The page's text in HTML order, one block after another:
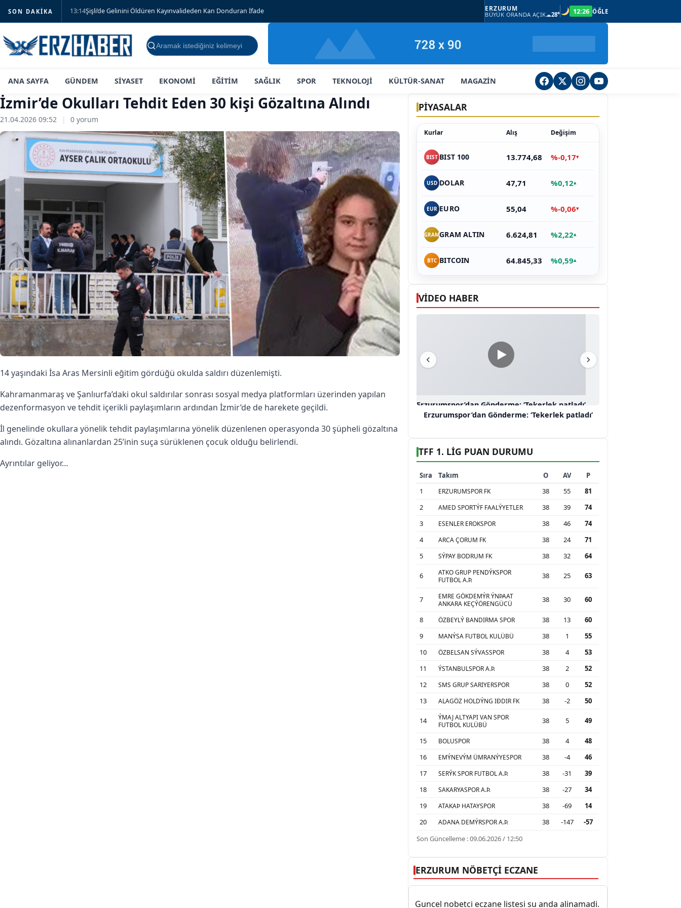
SON DAKIKA 13:14Şişli’de Gelinini Öldüren Kayınvalideden Kan Donduran İfade ERZURUM
BÜYÜK ORANDA AÇIK☁28° 12:26 ÖĞLE
Ara
ANA SAYFA GÜNDEM SİYASET EKONOMİ EĞİTİM SAĞLIK SPOR TEKNOLOJİ KÜLTÜR-SANAT MAGAZİN
İzmir’de Okulları Tehdit Eden 30 kişi Gözaltına Alındı
21.04.2026 09:52 | 0 yorum
14 yaşındaki İsa Aras Mersinli eğitim gördüğü okulda saldırı düzenlemişti.
Kahramanmaraş ve Şanlıurfa’daki okul saldırılar sonrası sosyal medya platformları üzerinden yapılan
dezenformasyon ve tehdit içerikli paylaşımların ardından İzmir’de de harekete geçildi.
İl genelinde okullara yönelik tehdit paylaşımlarına yönelik düzenlenen operasyonda 30 şüpheli gözaltına
alındı. Gözaltına alınanlardan 25’inin suça sürüklenen çocuk olduğu belirlendi.
Ayrıntılar geliyor…
PİYASALAR
Kurlar Alış Değişim
BIST BIST 100 13.774,68 %-0,17▾
USD DOLAR 47,71 %0,12▴
EUR EURO 55,04 %-0,06▾
GRAMGRAM ALTIN 6.624,81 %2,22▴
BTC BITCOIN 64.845,33 %0,59▴
VİDEO HABER
Erzurumspor’dan Gönderme: ‘Tekerlek patladı’
Erzurumspor’dan Gönderme: ‘Tekerlek patladı’
TFF 1. LİG PUAN DURUMU
Sıra Takım O AV
P
1
ERZURUMSPOR FK 38 55
81
2
AMED SPORTÝF FAALÝYETLER 38 39
74
3
ESENLER EROKSPOR 38 46
74
4
ARCA ÇORUM FK 38 24
71
5
SÝPAY BODRUM FK 38 32 64
6
ATKO GRUP PENDÝKSPOR
FUTBOL A.Þ.
38 25 63
7
EMRE GÖKDEMÝR ÝNÞAAT
ANKARA KEÇÝÖRENGÜCÜ
38 30 60
8 ÖZBEYLÝ BANDIRMA SPOR 38 13
60
9
MANÝSA FUTBOL KULÜBÜ 38 1
55
10
ÖZBELSAN SÝVASSPOR 38 4
53
11
ÝSTANBULSPOR A.Þ. 38 2
52
12
SMS GRUP SARIYERSPOR 38 0
52
13
ALAGÖZ HOLDÝNG IÐDIR FK 38 -2 50
14
ÝMAJ ALTYAPI VAN SPOR
FUTBOL KULÜBÜ
38 5 49
15 BOLUSPOR 38 4
48
16
EMÝNEVÝM ÜMRANÝYESPOR 38 -4
46
17
SERÝK SPOR FUTBOL A.Þ. 38 -31
39
18
SAKARYASPOR A.Þ. 38 -27
34
19
ATAKAÞ HATAYSPOR 38 -69
14
20
ADANA DEMÝRSPOR A.Þ. 38 -147
-57
Son Güncelleme : 09.06.2026 / 12:50
ERZURUM NÖBETÇİ ECZANE
Guncel nobetci eczane listesi su anda alinamadi.